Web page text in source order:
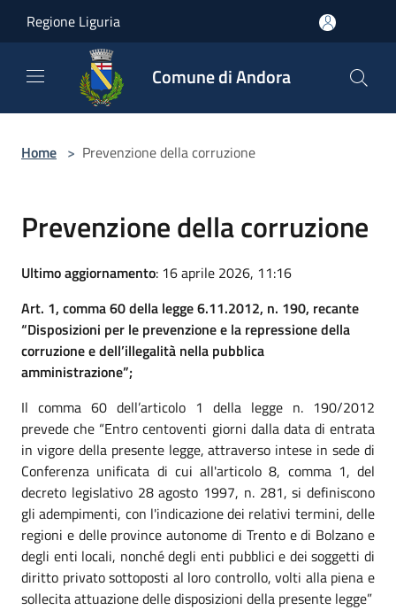
Regione Liguria
Comune di Andora
Home > Prevenzione della corruzione
Prevenzione della corruzione
Ultimo aggiornamento: 16 aprile 2026, 11:16
Art. 1, comma 60 della legge 6.11.2012, n. 190, recante
“Disposizioni per le prevenzione e la repressione della
corruzione e dell’illegalità nella pubblica
amministrazione”;
Il comma 60 dell’articolo 1 della legge n. 190/2012
prevede che “Entro centoventi giorni dalla data di entrata
in vigore della presente legge, attraverso intese in sede di
Conferenza unificata di cui all'articolo 8, comma 1, del
decreto legislativo 28 agosto 1997, n. 281, si definiscono
gli adempimenti, con l'indicazione dei relativi termini, delle
regioni e delle province autonome di Trento e di Bolzano e
degli enti locali, nonché degli enti pubblici e dei soggetti di
diritto privato sottoposti al loro controllo, volti alla piena e
sollecita attuazione delle disposizioni della presente legge”